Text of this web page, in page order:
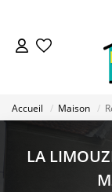
Accueil Maison
LA